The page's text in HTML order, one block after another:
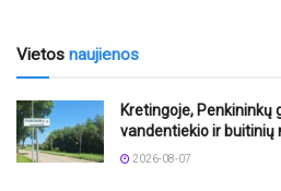
Vietos naujienos
Kretingoje, Penkininkų
vandentiekio ir buitinių
2026-08-07